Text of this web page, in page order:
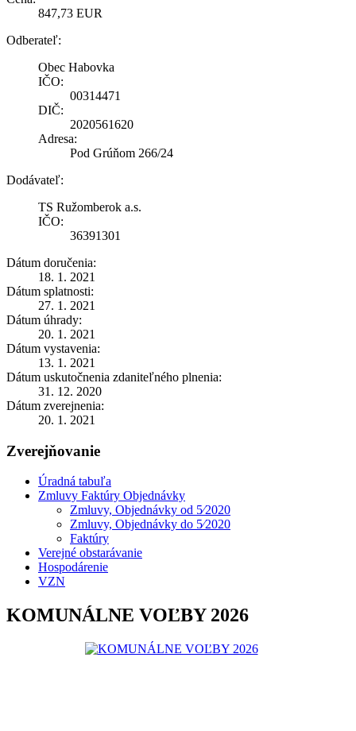
847,73 EUR
Odberateľ:
Obec Habovka
IČO:
00314471
DIČ:
2020561620
Adresa:
Pod Grúňom 266/24
Dodávateľ:
TS Ružomberok a.s.
IČO:
36391301
Dátum doručenia:
18. 1. 2021
Dátum splatnosti:
27. 1. 2021
Dátum úhrady:
20. 1. 2021
Dátum vystavenia:
13. 1. 2021
Dátum uskutočnenia zdaniteľného plnenia:
31. 12. 2020
Dátum zverejnenia:
20. 1. 2021
Zverejňovanie
Úradná tabuľa
Zmluvy Faktúry Objednávky
Zmluvy, Objednávky od 5⁄2020
Zmluvy, Objednávky do 5⁄2020
Faktúry
Verejné obstarávanie
Hospodárenie
VZN
KOMUNÁLNE VOĽBY 2026